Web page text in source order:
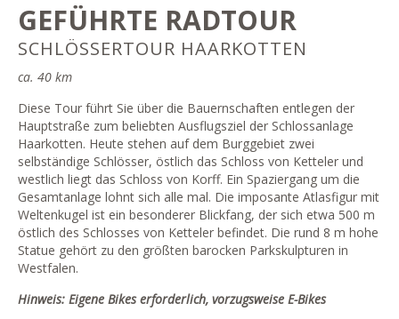
GEFÜHRTE RADTOUR
SCHLÖSSERTOUR HAARKOTTEN
ca. 40 km
Diese Tour führt Sie über die Bauernschaften entlegen der
Hauptstraße zum beliebten Ausflugsziel der Schlossanlage
Haarkotten. Heute stehen auf dem Burggebiet zwei
selbständige Schlösser, östlich das Schloss von Ketteler und
westlich liegt das Schloss von Korff. Ein Spaziergang um die
Gesamtanlage lohnt sich alle mal. Die imposante Atlasfigur mit
Weltenkugel ist ein besonderer Blickfang, der sich etwa 500 m
östlich des Schlosses von Ketteler befindet. Die rund 8 m hohe
Statue gehört zu den größten barocken Parkskulpturen in
Westfalen.
Hinweis: Eigene Bikeserforderlich, vorzugsweise E-Bikes